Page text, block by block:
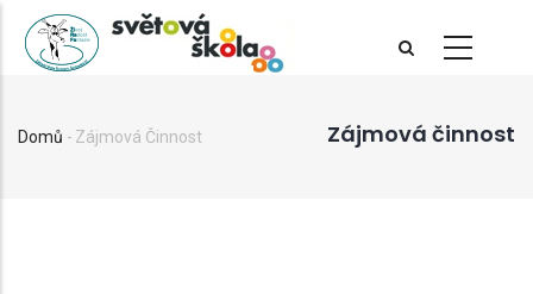
Přejít
Zájmová činnost
Drobečková
Domů - Zájmová Činnost